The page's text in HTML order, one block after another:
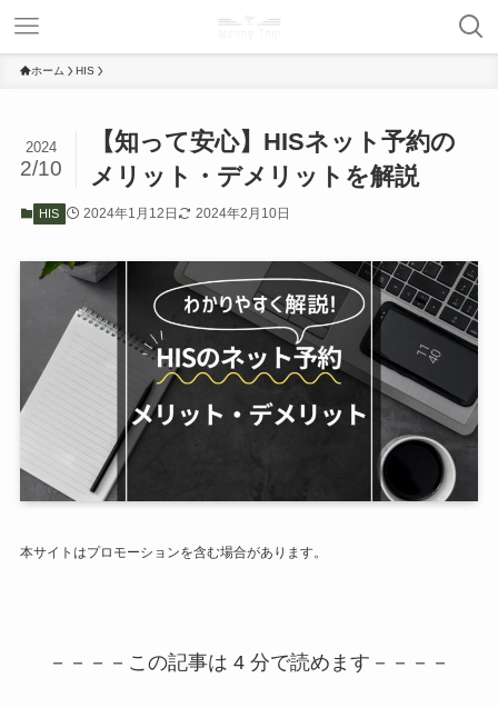
ホーム HIS
【知って安心】HISネット予約の
メリット・デメリットを解説
2024
2/10
HIS 2024年1月12日 2024年2月10日
本サイトはプロモーションを含む場合があります。
－－－－この記事は 4 分で読めます－－－－